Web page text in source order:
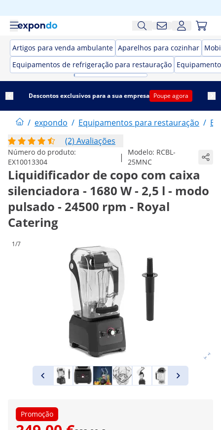
Artigos para venda ambulante Aparelhos para cozinhar
Equipamentos de refrigeração para restauração
Descontos exclusivos para a sua empresa Poupe agora
/ expondo / Equipamentos para restauração /
(2) Avaliações
Número do produto:
EX10013304
| Modelo: RCBL-
25MNC
Liquidificador de copo com caixa
silenciadora - 1680 W - 2,5 l - modo
pulsado - 24500 rpm - Royal
Catering
1/7
Promoção